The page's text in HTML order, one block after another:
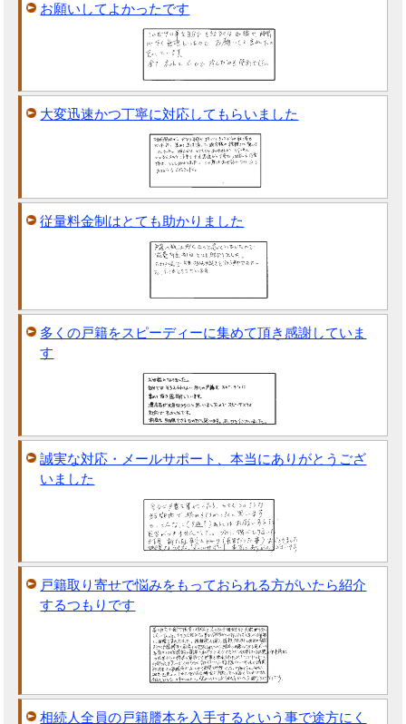
お願いしてよかったです
大変迅速かつ丁寧に対応してもらいました
従量料金制はとても助かりました
多くの戸籍をスピーディーに集めて頂き感謝していま
す
誠実な対応・メールサポート、本当にありがとうござ
いました
戸籍取り寄せで悩みをもっておられる方がいたら紹介
するつもりです
相続人全員の戸籍謄本を入手するという事で途方にく